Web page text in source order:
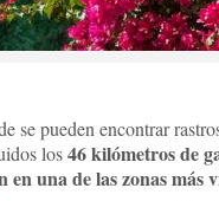
se pueden encontrar
los46 kilómetros de
en una de las zonas más